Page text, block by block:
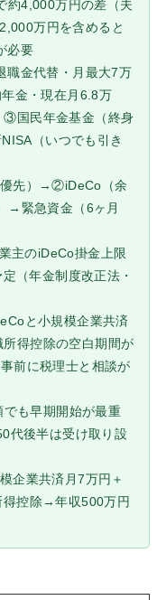
約4,000万円の差（夫
万円を含めると
必要
職金代替・月最大7万
金・現在月6.8万
③国民年金基金（終身
（いつでも引き
優先）→②iDeCo（余
→緊急資金（6ヶ月
主のiDeCo掛金上限
（年金制度改正法・
と小規模企業共済
得控除の空白期間が
前に税理士と相談が
も早期開始が最重
代後半は受け取り設
企業共済月7万円＋
得控除→年収500万円